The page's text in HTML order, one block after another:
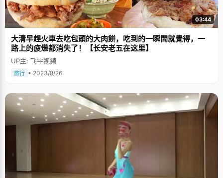
03:44
大清早趕火車去吃包頭的大肉餅，吃到的一瞬間就覺得，一
路上的疲憊都消失了！【长安老五在这里】
UP主: 飞宇视频
旅行 • 2023/8/26